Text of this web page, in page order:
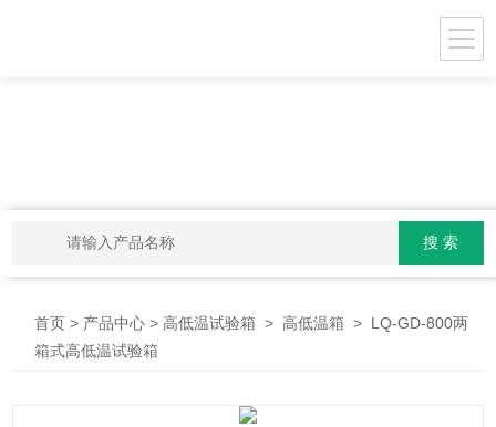
首页 > 产品中心 >高低温试验箱 >高低温箱 > LQ-GD-800两
箱式高低温试验箱